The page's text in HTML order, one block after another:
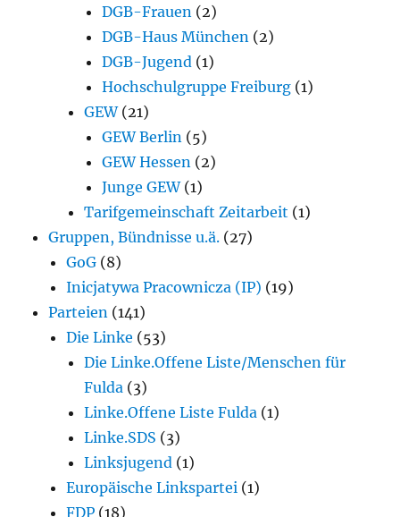
DGB-Frauen (2)
DGB-Haus München (2)
DGB-Jugend (1)
Hochschulgruppe Freiburg (1)
GEW(21)
GEW Berlin (5)
GEW Hessen (2)
Junge GEW(1)
Tarifgemeinschaft Zeitarbeit (1)
Gruppen, Bündnisse u.ä. (27)
GoG (8)
Inicjatywa Pracownicza (IP) (19)
Parteien (141)
Die Linke (53)
Die Linke.Offene Liste/Menschen für
Fulda (3)
Linke.Offene Liste Fulda (1)
Linke.SDS (3)
Linksjugend (1)
Europäische Linkspartei (1)
FDP (18)